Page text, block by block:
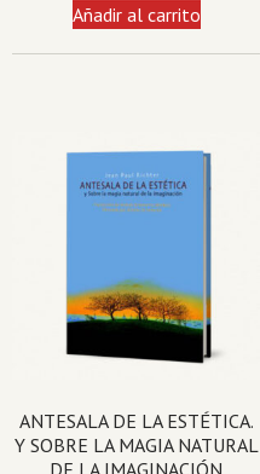
Añadir al carrito
ANTESALA DE LA ESTÉTICA.
Y SOBRE LA MAGIA NATURAL